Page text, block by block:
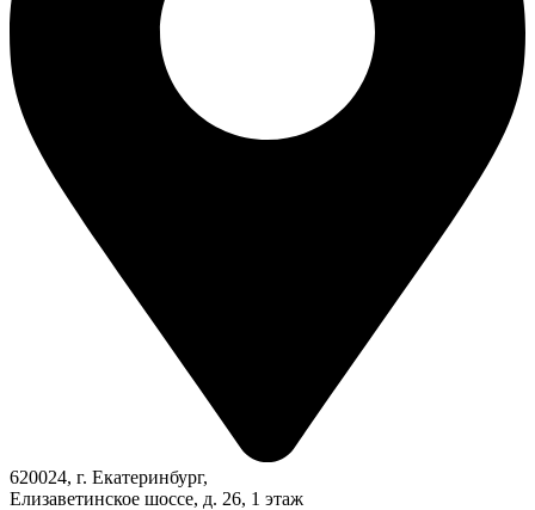
620024, г. Екатеринбург,
Елизаветинское шоссе, д. 26, 1 этаж